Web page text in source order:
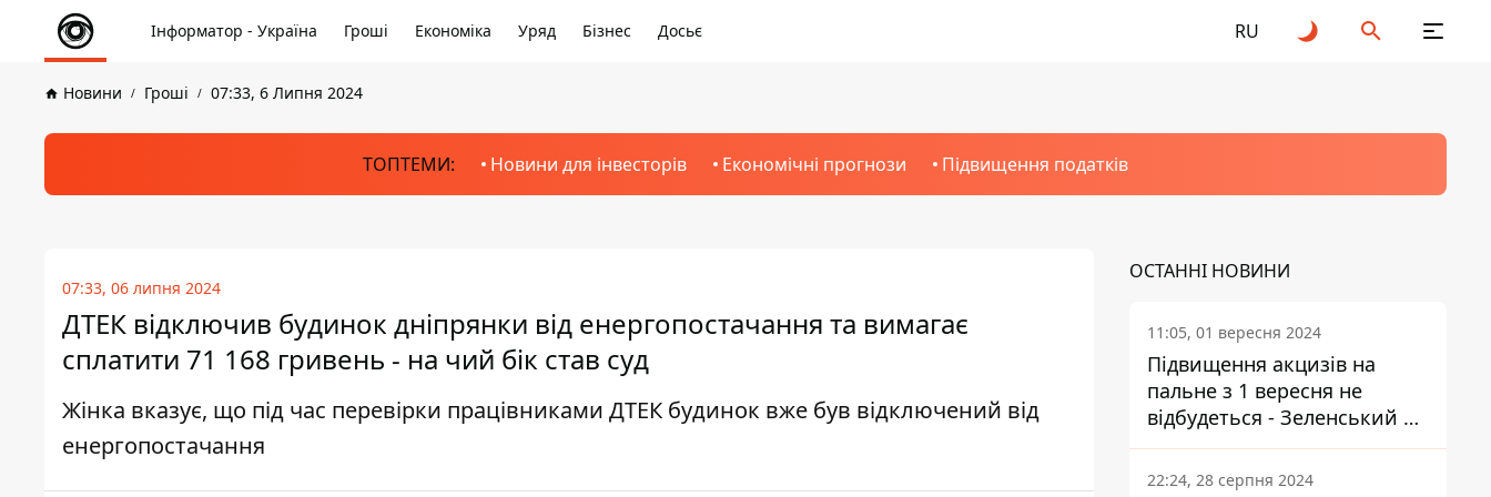
Інформатор - Україна Гроші Економіка Уряд Бізнес Досьє RU
Новини Гроші 07:33, 6 Липня 2024
ТОПТЕМИ: Новини для інвесторів Економічні прогнози Підвищення податків
07:33, 06 липня 2024
ДТЕК відключив будинок дніпрянки від енергопостачання та вимагає
сплатити 71 168 гривень - на чий бік став суд
Жінка вказує, що під час перевірки працівниками ДТЕК будинок вже був відключений від
енергопостачання
ОСТАННІ НОВИНИ
11:05, 01 вересня 2024
Підвищення акцизів на
пальне з 1 вересня не
відбудеться - Зеленський не
підписав закон
22:24, 28 серпня 2024